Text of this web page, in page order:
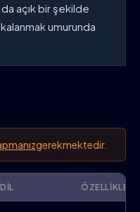
da açık bir şekilde
umurunda
gerekmektedir.
DIL ÖZELLIKLER